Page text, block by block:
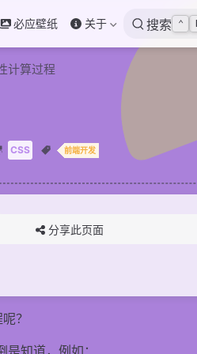
必应壁纸 关于 搜索 ⌃
计算过程
CSS 前端开发
分享此页面
？
知道，例如：